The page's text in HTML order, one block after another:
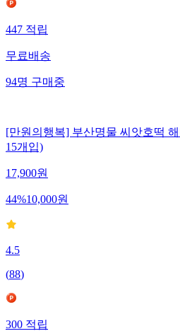
447적립
무료배송
94명구매중
[만원의행복] 부산명물 씨앗호떡
15개입)
17,900원
44%10,000원
4.5
(88)
300적립